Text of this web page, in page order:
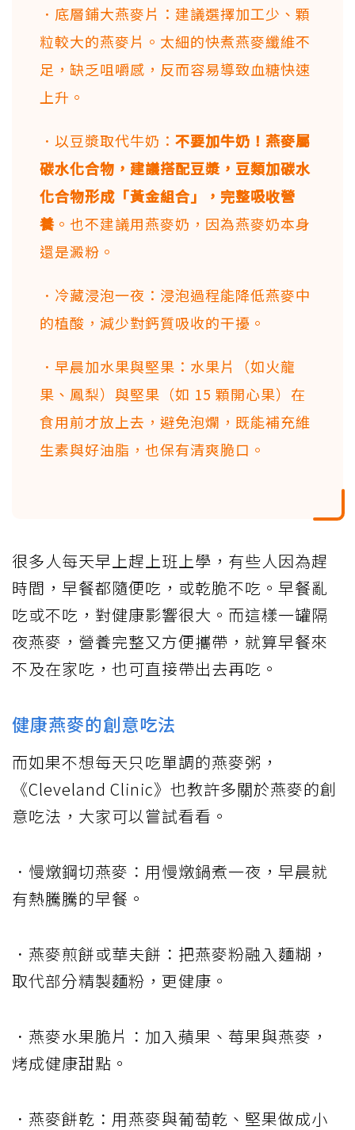
．底層鋪大燕麥片：建議選擇加工少、顆
粒較大的燕麥片。太細的快煮燕麥纖維不
足，缺乏咀嚼感，反而容易導致血糖快速
上升。
．以豆漿取代牛奶： 不要加牛奶！燕麥屬
碳水化合物，建議搭配豆漿，豆類加碳水
化合物形成「黃金組合」，完整吸收營
養 。也不建議用燕麥奶，因為燕麥奶本身
還是澱粉。
．冷藏浸泡一夜：浸泡過程能降低燕麥中
的植酸，減少對鈣質吸收的干擾。
．早晨加水果與堅果：水果片（如火龍
果、鳳梨）與堅果（如 15 顆開心果）在
食用前才放上去，避免泡爛，既能補充維
生素與好油脂，也保有清爽脆口。
很多人每天早上趕上班上學，有些人因為趕
時間，早餐都隨便吃，或乾脆不吃。早餐亂
吃或不吃，對健康影響很大。而這樣一罐隔
夜燕麥，營養完整又方便攜帶，就算早餐來
不及在家吃，也可直接帶出去再吃。
健康燕麥的創意吃法
而如果不想每天只吃單調的燕麥粥，
《Cleveland Clinic》也教許多關於燕麥的創
意吃法，大家可以嘗試看看。
．慢燉鋼切燕麥：用慢燉鍋煮一夜，早晨就
有熱騰騰的早餐。
．燕麥煎餅或華夫餅：把燕麥粉融入麵糊，
取代部分精製麵粉，更健康。
．燕麥水果脆片：加入蘋果、莓果與燕麥，
烤成健康甜點。
．燕麥餅乾：用燕麥與葡萄乾、堅果做成小